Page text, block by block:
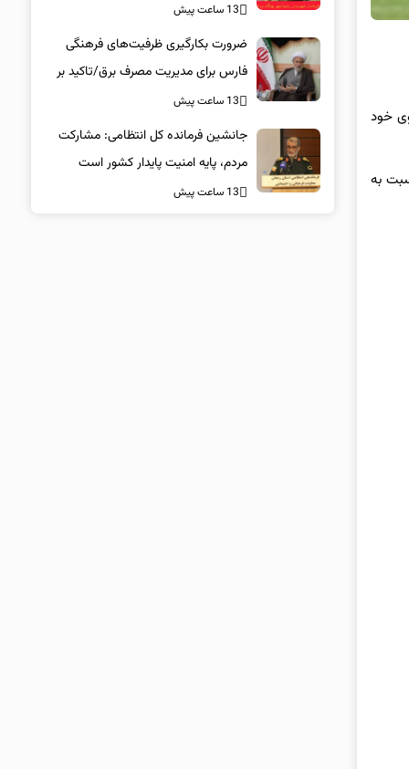
خود
نسبت به
13 ساعت پیش
ضرورت بکارگیری ظرفیت‌های فرهنگی
فارس برای مدیریت مصرف برق/تاکید بر
همراهی همگانی در پویش ۲۵ درجه
13 ساعت پیش
جانشین فرمانده کل انتظامی: مشارکت
مردم، پایه امنیت پایدار کشور است
13 ساعت پیش